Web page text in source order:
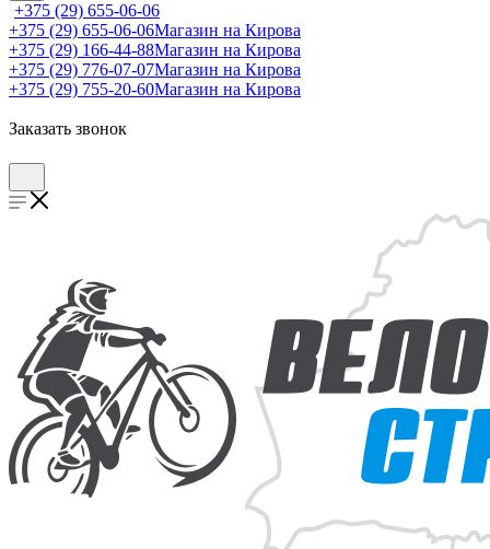
+375 (29) 655-06-06
+375 (29) 655-06-06Магазин на Кирова
+375 (29) 166-44-88Магазин на Кирова
+375 (29) 776-07-07Магазин на Кирова
+375 (29) 755-20-60Магазин на Кирова
Заказать звонок